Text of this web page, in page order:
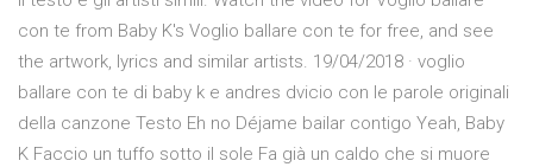
con te from Baby K's Voglio ballare con te for free, and see
the artwork, lyrics and similar artists. 19/04/2018 · voglio
ballare con te di baby k e andres dvicio con le parole originali
della canzone Testo Eh no Déjame bailar contigo Yeah, Baby
K Faccio un tuffo sotto il sole Fa già un caldo che si muore